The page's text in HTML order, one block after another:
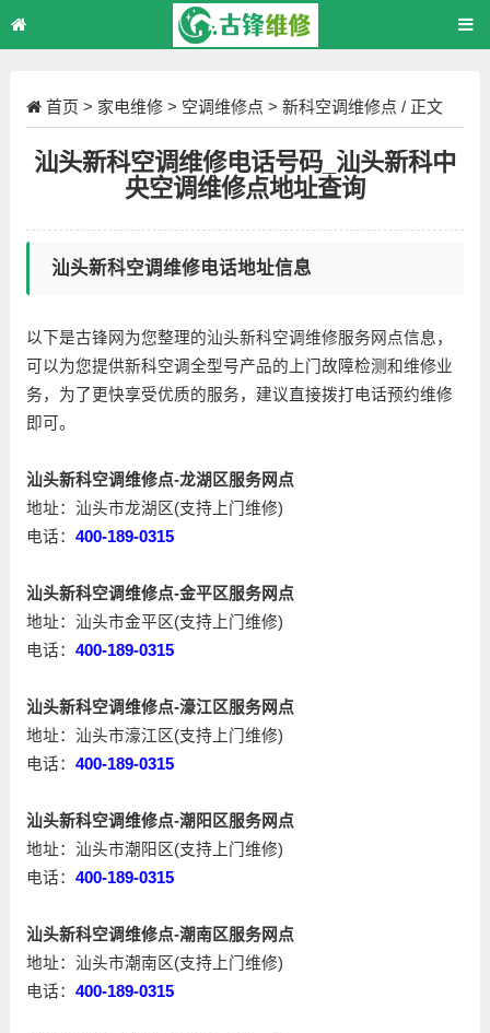
首页 > 家电维修> 空调维修点 > 新科空调维修点 / 正文
汕头新科空调维修电话号码_汕头新科中
央空调维修点地址查询
汕头新科空调维修电话地址信息
以下是古锋网为您整理的汕头新科空调维修服务网点信息，
可以为您提供新科空调全型号产品的上门故障检测和维修业
务，为了更快享受优质的服务，建议直接拨打电话预约维修
即可。
汕头新科空调维修点-龙湖区服务网点
地址：汕头市龙湖区(支持上门维修)
电话： 400-189-0315
汕头新科空调维修点-金平区服务网点
地址：汕头市金平区(支持上门维修)
电话： 400-189-0315
汕头新科空调维修点-濠江区服务网点
地址：汕头市濠江区(支持上门维修)
电话： 400-189-0315
汕头新科空调维修点-潮阳区服务网点
地址：汕头市潮阳区(支持上门维修)
电话： 400-189-0315
汕头新科空调维修点-潮南区服务网点
地址：汕头市潮南区(支持上门维修)
电话： 400-189-0315